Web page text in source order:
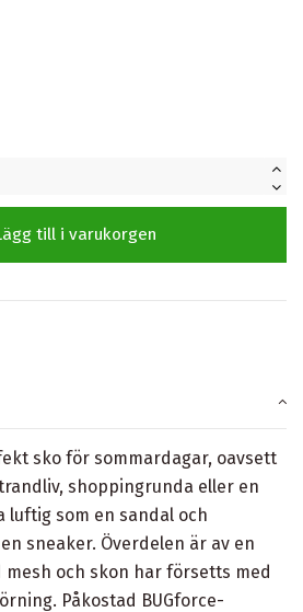
till i varukorgen
sko för sommardagar, oavsett
shoppingrunda eller en
luftig som en sandal och
sneaker. Överdelen är av en
och skon har försetts med
Påkostad BUGforce-